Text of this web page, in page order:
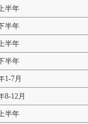
半年
半年
半年
半年
1-7月
8-12月
半年